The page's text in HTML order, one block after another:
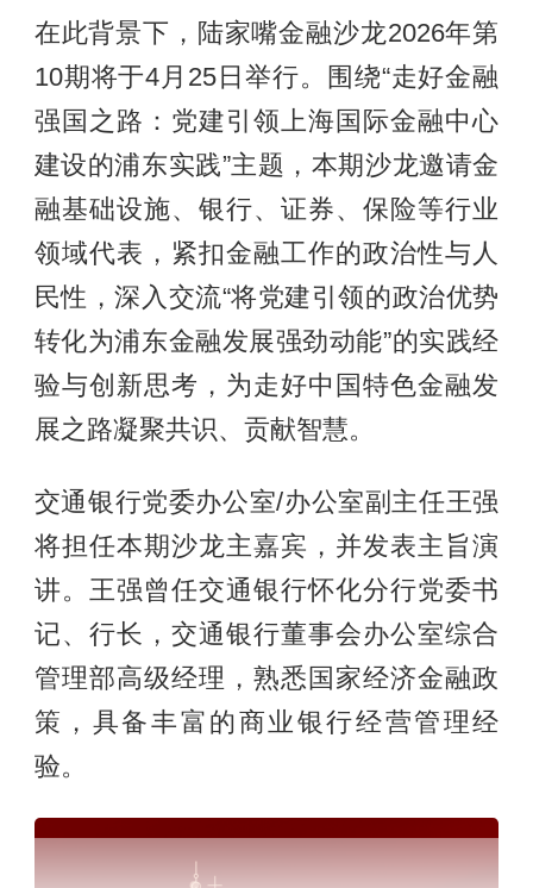
在此背景下，陆家嘴金融沙龙2026年第
10期将于4月25日举行。围绕“走好金融
强国之路：党建引领上海国际金融中心
建设的浦东实践”主题，本期沙龙邀请金
融基础设施、银行、证券、保险等行业
领域代表，紧扣金融工作的政治性与人
民性，深入交流“将党建引领的政治优势
转化为浦东金融发展强劲动能”的实践经
验与创新思考，为走好中国特色金融发
展之路凝聚共识、贡献智慧。
交通银行党委办公室/办公室副主任王强
将担任本期沙龙主嘉宾，并发表主旨演
讲。王强曾任交通银行怀化分行党委书
记、行长，交通银行董事会办公室综合
管理部高级经理，熟悉国家经济金融政
策，具备丰富的商业银行经营管理经
验。